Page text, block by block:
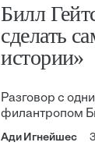
Билл
сделать
истории»
Разговор с
филантропом
Ади Игнейшес